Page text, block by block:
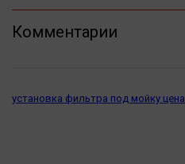
Online-консультация
Афиша
Комментарии
установка фильтра под мойку цена